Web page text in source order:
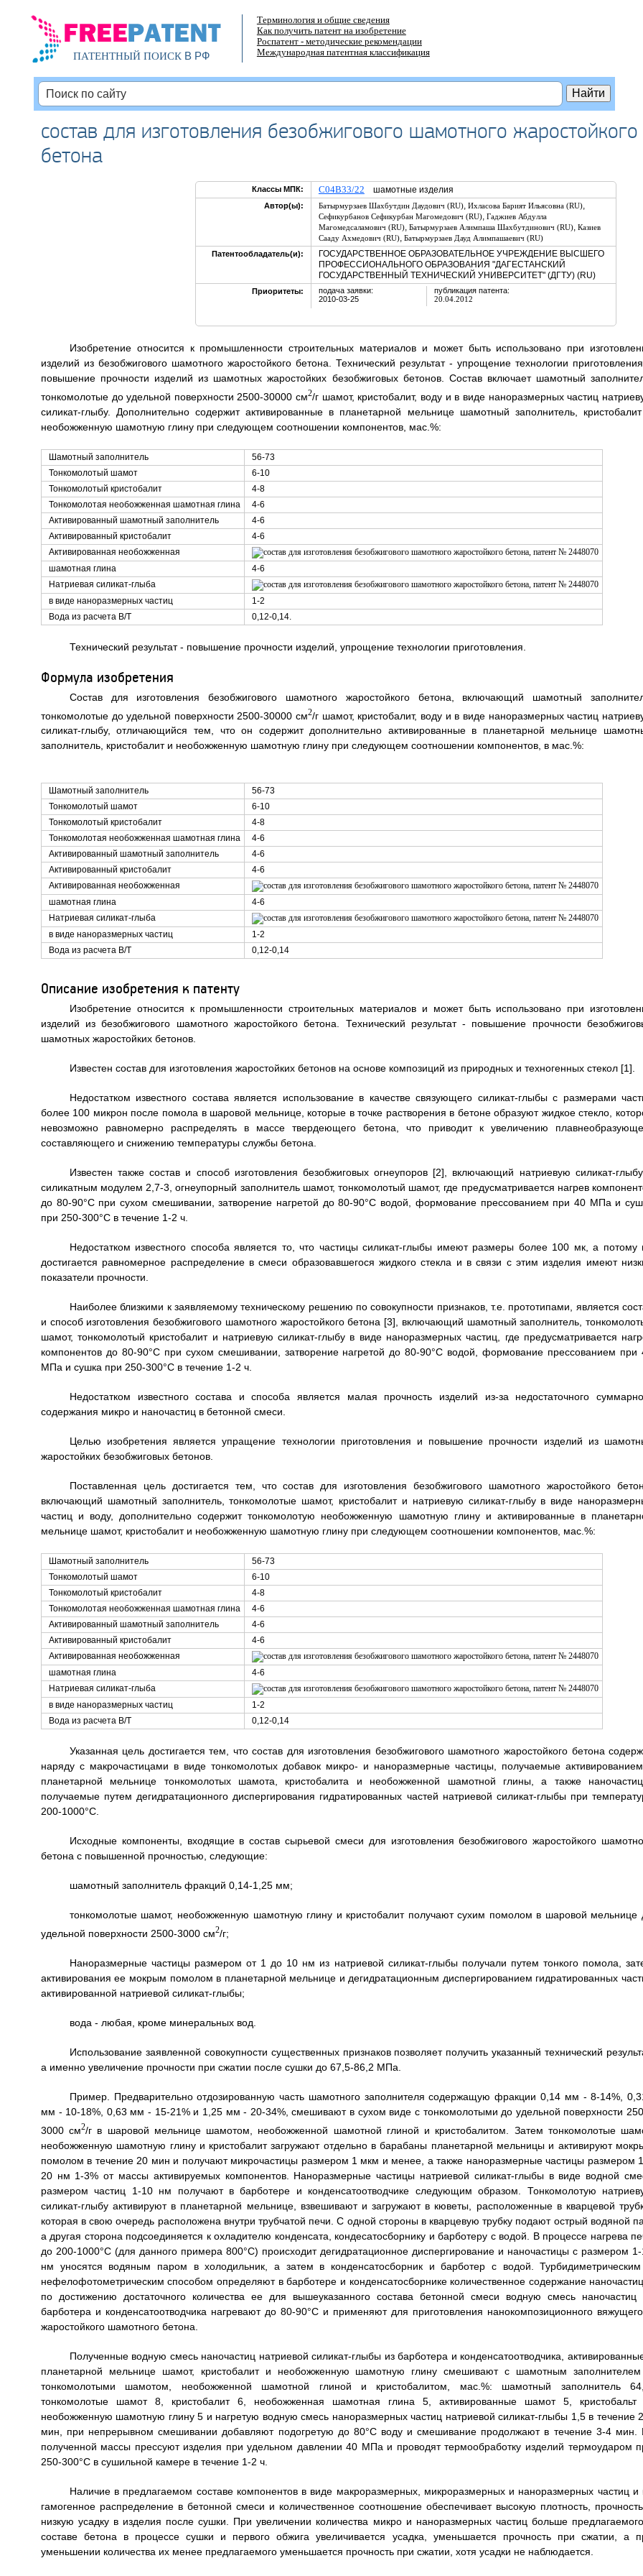
ПАТЕНТНЫЙ ПОИСКВ РФ
Терминология и общие сведения
Как получить патент на изобретение
Роспатент - методические рекомендации
Международная патентная классификация
состав для изготовления безобжигового шамотного жаростойкого
бетона
Классы МПК: C04B33/22 шамотные изделия
Автор(ы): Батырмурзаев Шахбутдин Даудович (RU), Ихласова Барият Ильясовна (RU),
Сефикурбанов Сефикурбан Магомедович (RU), Гаджиев Абдулла
Магомедсаламович (RU), Батырмурзаев Алимпаша Шахбутдинович (RU), Казиев
Сааду Ахмедович (RU), Батырмурзаев Дауд Алимпашаевич (RU)
Патентообладатель(и):
ГОСУДАРСТВЕННОЕ ОБРАЗОВАТЕЛЬНОЕ УЧРЕЖДЕНИЕ ВЫСШЕГО
ПРОФЕССИОНАЛЬНОГО ОБРАЗОВАНИЯ "ДАГЕСТАНСКИЙ
ГОСУДАРСТВЕННЫЙ ТЕХНИЧЕСКИЙ УНИВЕРСИТЕТ" (ДГТУ) (RU)
Приоритеты:
подача заявки:
2010-03-25
публикация патента:
20.04.2012
Изобретение относится к промышленности строительных материалов и может быть использовано при
изделий из безобжигового шамотного жаростойкого бетона. Технический результат - упрощение технологии
повышение прочности изделий из шамотных жаростойких безобжиговых бетонов. Состав включает шамотный
тонкомолотые до удельной поверхности 2500-30000 см2/г шамот, кристобалит, воду и в виде наноразмерных частиц
силикат-глыбу. Дополнительно содержит активированные в планетарной мельнице шамотный заполнитель,
необожженную шамотную глину при следующем соотношении компонентов, мас.%:
Шамотный заполнитель
56-73
Тонкомолотый шамот
6-10
Тонкомолотый кристобалит
4-8
Тонкомолотая необожженная шамотная глина
4-6
Активированный шамотный заполнитель
4-6
Активированный кристобалит
4-6
Активированная необожженная
шамотная глина
4-6
Натриевая силикат-глыба
в виде наноразмерных частиц
1-2
Вода из расчета В/Т
0,12-0,14.
Технический результат - повышение прочности изделий, упрощение технологии приготовления.
Формула изобретения
Состав для изготовления безобжигового шамотного жаростойкого бетона, включающий шамотный
тонкомолотые до удельной поверхности 2500-30000 см2/г шамот, кристобалит, воду и в виде наноразмерных частиц
силикат-глыбу, отличающийся тем, что он содержит дополнительно активированные в планетарной мельнице
заполнитель, кристобалит и необожженную шамотную глину при следующем соотношении компонентов, в мас.%:
Шамотный заполнитель
56-73
Тонкомолотый шамот
6-10
Тонкомолотый кристобалит
4-8
Тонкомолотая необожженная шамотная глина
4-6
Активированный шамотный заполнитель
4-6
Активированный кристобалит
4-6
Активированная необожженная
шамотная глина
4-6
Натриевая силикат-глыба
в виде наноразмерных частиц
1-2
Вода из расчета В/Т
0,12-0,14
Описание изобретения к патенту
Изобретение относится к промышленности строительных материалов и может быть использовано при
изделий из безобжигового шамотного жаростойкого бетона. Технический результат - повышение прочности
шамотных жаростойких бетонов.
Известен состав для изготовления жаростойких бетонов на основе композиций из природных и техногенных стекол [1].
Недостатком известного состава является использование в качестве связующего силикат-глыбы с размерами
более 100 микрон после помола в шаровой мельнице, которые в точке растворения в бетоне образуют жидкое стекло,
невозможно равномерно распределять в массе твердеющего бетона, что приводит к увеличению
составляющего и снижению температуры службы бетона.
Известен также состав и способ изготовления безобжиговых огнеупоров [2], включающий натриевую силикат-
силикатным модулем 2,7-3, огнеупорный заполнитель шамот, тонкомолотый шамот, где предусматривается нагрев
до 80-90°C при сухом смешивании, затворение нагретой до 80-90°C водой, формование прессованием при 40 МПа и
при 250-300°C в течение 1-2 ч.
Недостатком известного способа является то, что частицы силикат-глыбы имеют размеры более 100 мк, а потому
достигается равномерное распределение в смеси образовавшегося жидкого стекла и в связи с этим изделия имеют
показатели прочности.
Наиболее близкими к заявляемому техническому решению по совокупности признаков, т.е. прототипами, является
и способ изготовления безобжигового шамотного жаростойкого бетона [3], включающий шамотный заполнитель,
шамот, тонкомолотый кристобалит и натриевую силикат-глыбу в виде наноразмерных частиц, где предусматривается
компонентов до 80-90°C при сухом смешивании, затворение нагретой до 80-90°C водой, формование прессованием при
МПа и сушка при 250-300°C в течение 1-2 ч.
Недостатком известного состава и способа является малая прочность изделий из-за недостаточного
содержания микро и наночастиц в бетонной смеси.
Целью изобретения является упращение технологии приготовления и повышение прочности изделий из
жаростойких безобжиговых бетонов.
Поставленная цель достигается тем, что состав для изготовления безобжигового шамотного жаростойкого
включающий шамотный заполнитель, тонкомолотые шамот, кристобалит и натриевую силикат-глыбу в виде
частиц и воду, дополнительно содержит тонкомолотую необожженную шамотную глину и активированные в
мельнице шамот, кристобалит и необожженную шамотную глину при следующем соотношении компонентов, мас.%:
Шамотный заполнитель
56-73
Тонкомолотый шамот
6-10
Тонкомолотый кристобалит
4-8
Тонкомолотая необожженная шамотная глина
4-6
Активированный шамотный заполнитель
4-6
Активированный кристобалит
4-6
Активированная необожженная
шамотная глина
4-6
Натриевая силикат-глыба
в виде наноразмерных частиц
1-2
Вода из расчета В/Т
0,12-0,14
Указанная цель достигается тем, что состав для изготовления безобжигового шамотного жаростойкого бетона
наряду с макрочастицами в виде тонкомолотых добавок микро- и наноразмерные частицы, получаемые
планетарной мельнице тонкомолотых шамота, кристобалита и необожженной шамотной глины, а также
получаемые путем дегидратационного диспергирования гидратированных частей натриевой силикат-глыбы при
200-1000°C.
Исходные компоненты, входящие в состав сырьевой смеси для изготовления безобжигового жаростойкого
бетона с повышенной прочностью, следующие:
шамотный заполнитель фракций 0,14-1,25 мм;
тонкомолотые шамот, необожженную шамотную глину и кристобалит получают сухим помолом в шаровой мельнице
удельной поверхности 2500-3000 cм2/г;
Наноразмерные частицы размером от 1 до 10 нм из натриевой силикат-глыбы получали путем тонкого помола,
активирования ее мокрым помолом в планетарной мельнице и дегидратационным диспергированием гидратированных
активированной натриевой силикат-глыбы;
вода - любая, кроме минеральных вод.
Использование заявленной совокупности существенных признаков позволяет получить указанный технический
а именно увеличение прочности при сжатии после сушки до 67,5-86,2 МПа.
Пример. Предварительно отдозированную часть шамотного заполнителя содержащую фракции 0,14 мм - 8-14%,
мм - 10-18%, 0,63 мм - 15-21% и 1,25 мм - 20-34%, смешивают в сухом виде с тонкомолотыми до удельной поверхности
3000 см2/г в шаровой мельнице шамотом, необожженной шамотной глиной и кристобалитом. Затем тонкомолотые
необожженную шамотную глину и кристобалит загружают отдельно в барабаны планетарной мельницы и активируют
помолом в течение 20 мин и получают микрочастицы размером 1 мкм и менее, а также наноразмерные частицы размером
20 нм 1-3% от массы активируемых компонентов. Наноразмерные частицы натриевой силикат-глыбы в виде водной
размером частиц 1-10 нм получают в барботере и конденсатоотводчике следующим образом. Тонкомолотую
силикат-глыбу активируют в планетарной мельнице, взвешивают и загружают в кюветы, расположенные в кварцевой
которая в свою очередь расположена внутри трубчатой печи. С одной стороны в кварцевую трубку подают острый водяной
а другая сторона подсоединяется к охладителю конденсата, кондесатосборнику и барботеру с водой. В процессе нагрева
до 200-1000°C (для данного примера 800°C) происходит дегидратационное диспергирование и наночастицы с размером
нм уносятся водяным паром в холодильник, а затем в конденсатосборник и барботер с водой.
нефелофотометрическим способом определяют в барботере и конденсатосборнике количественное содержание
по достижению достаточного количества ее для вышеуказанного состава бетонной смеси водную смесь наночастиц
барботера и конденсатоотводчика нагревают до 80-90°C и применяют для приготовления нанокомпозиционного
жаростойкого шамотного бетона.
Полученные водную смесь наночастиц натриевой силикат-глыбы из барботера и конденсатоотводчика,
планетарной мельнице шамот, кристобалит и необожженную шамотную глину смешивают с шамотным
тонкомолотыми шамотом, необожженной шамотной глиной и кристобалитом, мас.%: шамотный заполнитель
тонкомолотые шамот 8, кристобалит 6, необожженная шамотная глина 5, активированные шамот 5, кристобальт
необожженную шамотную глину 5 и нагретую водную смесь наноразмерных частиц натриевой силикат-глыбы 1,5 в течение
мин, при непрерывном смешивании добавляют подогретую до 80°C воду и смешивание продолжают в течение 3-4 мин.
полученной массы прессуют изделия при удельном давлении 40 МПа и проводят термообработку изделий термоударом
250-300°C в сушильной камере в течение 1-2 ч.
Наличие в предлагаемом составе компонентов в виде макроразмерных, микроразмерных и наноразмерных частиц и
гамогенное распределение в бетонной смеси и количественное соотношение обеспечивает высокую плотность,
низкую усадку в изделия после сушки. При увеличении количества микро и наноразмерных частиц больше
составе бетона в процессе сушки и первого обжига увеличивается усадка, уменьшается прочность при сжатии, а
уменьшении количества их менее предлагаемого уменьшается прочность при сжатии, хотя усадки не наблюдается.